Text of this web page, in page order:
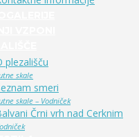
plezališču
skale
smeri
skale – Vodniček
Črni vrh nad Cerknim